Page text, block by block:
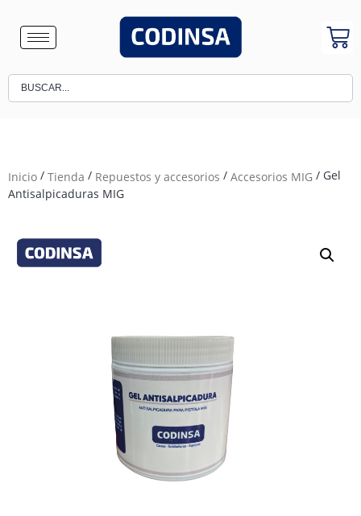
Inicio / Tienda / Repuestos y accesorios / Accesorios MIG / Gel
Antisalpicaduras MIG